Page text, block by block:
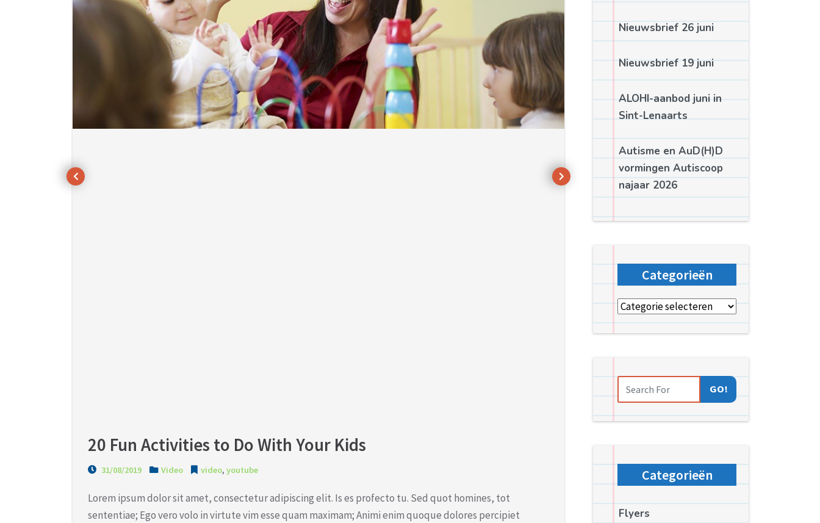
20 Fun Activities to Do With Your Kids
31/08/2019 Video video, youtube
Lorem ipsum dolor sit amet, consectetur adipiscing elit. Is es profecto tu. Sed quot homines, tot
sententiae; Ego vero volo in virtute vim esse quam maximam; Animi enim quoque dolores percipiet
Nieuwsbrief 26 juni
Nieuwsbrief 19 juni
ALOHI-aanbod juni in
Sint-Lenaarts
Autisme en AuD(H)D
vormingen Autiscoop
najaar 2026
Categorieën
Categorieën
GO!
Categorieën
Flyers